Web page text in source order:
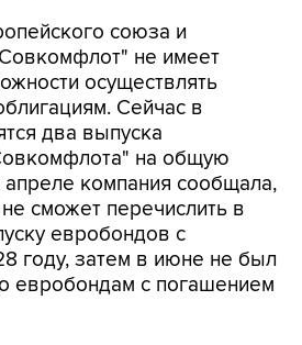
союза и
не имеет
осуществлять
Сейчас в
два выпуска
на общую
компания сообщала,
сможет перечислить в
евробондов с
году, затем в июне не был
евробондам с погашением